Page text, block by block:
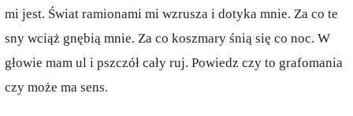
mi jest. Świat ramionami mi wzrusza i dotyka mnie. Za co te
sny wciąż gnębią mnie. Za co koszmary śnią się co noc. W
głowie mam ul i pszczół cały ruj. Powiedz czy to grafomania
czy może ma sens.